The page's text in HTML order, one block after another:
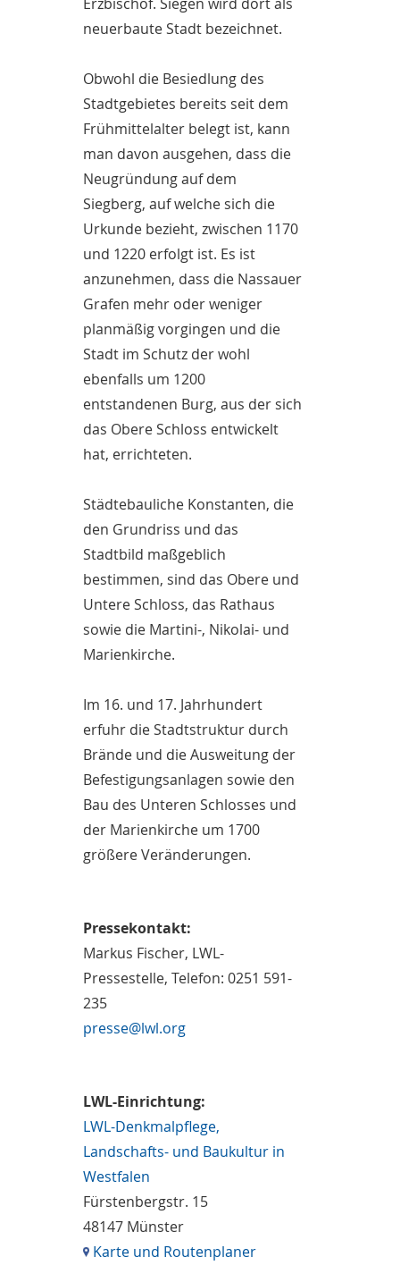
neuerbaute Stadt bezeichnet.
Obwohl die Besiedlung des
Stadtgebietes bereits seit dem
Frühmittelalter belegt ist, kann
man davon ausgehen, dass die
Neugründung auf dem
Siegberg, auf welche sich die
Urkunde bezieht, zwischen 1170
und 1220 erfolgt ist. Es ist
anzunehmen, dass die Nassauer
Grafen mehr oder weniger
planmäßig vorgingen und die
Stadt im Schutz der wohl
ebenfalls um 1200
entstandenen Burg, aus der sich
das Obere Schloss entwickelt
hat, errichteten.
Städtebauliche Konstanten, die
den Grundriss und das
Stadtbild maßgeblich
bestimmen, sind das Obere und
Untere Schloss, das Rathaus
sowie die Martini-, Nikolai- und
Marienkirche.
Im 16. und 17. Jahrhundert
erfuhr die Stadtstruktur durch
Brände und die Ausweitung der
Befestigungsanlagen sowie den
Bau des Unteren Schlosses und
der Marienkirche um 1700
größere Veränderungen.
Pressekontakt:
Markus Fischer, LWL-
Pressestelle, Telefon: 0251 591-
235
presse@lwl.org
LWL-Einrichtung:
LWL-Denkmalpflege,
Landschafts- und Baukultur in
Westfalen
Fürstenbergstr. 15
48147 Münster
Karte und Routenplaner